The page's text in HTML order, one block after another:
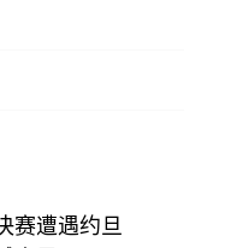
赛遭遇约旦